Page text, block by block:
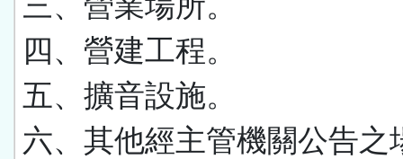
四、營建工程。
五、擴音設施。
六、其他經主管機關公告之